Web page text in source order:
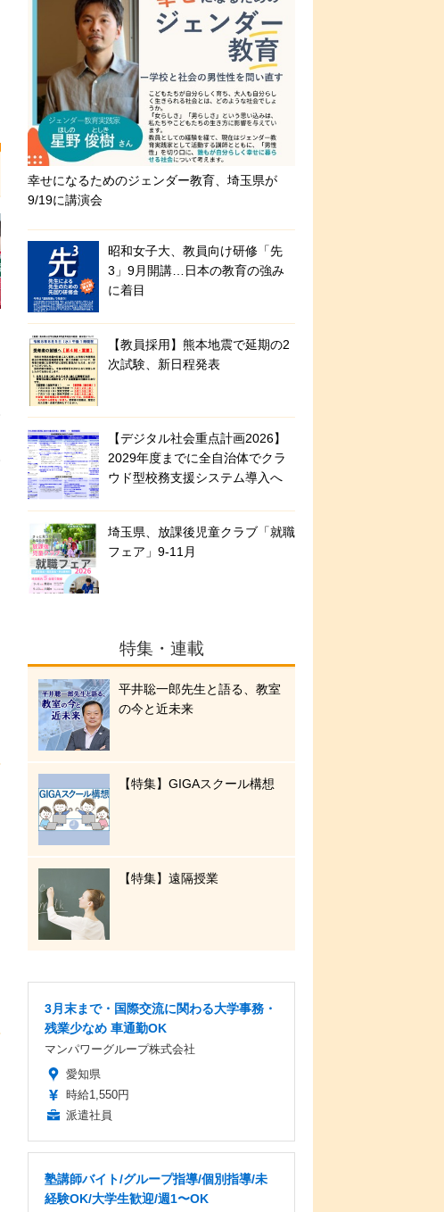
幸せになるためのジェンダー教育、埼玉県が
9/19に講演会
昭和女子大、教員向け研修「先
3」9月開講…日本の教育の強み
に着目
【教員採用】熊本地震で延期の2
次試験、新日程発表
【デジタル社会重点計画2026】
2029年度までに全自治体でクラ
ウド型校務支援システム導入へ
埼玉県、放課後児童クラブ「就職
フェア」9-11月
特集・連載
平井聡一郎先生と語る、教室
の今と近未来
【特集】GIGAスクール構想
【特集】遠隔授業
3月末まで・国際交流に関わる大学事務・
残業少なめ 車通勤OK
マンパワーグループ株式会社
愛知県
時給1,550円
派遣社員
塾講師バイト/グループ指導/個別指導/未
経験OK/大学生歓迎/週1〜OK